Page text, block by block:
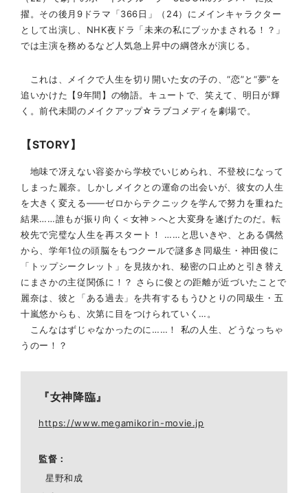
擢。その後月9ドラマ「366日」（24）にメインキャラクター
として出演し、NHK夜ドラ「未来の私にブッかまされる！？」
では主演を務めるなど人気急上昇中の綱啓永が演じる。
これは、メイクで人生を切り開いた女の子の、“恋”と“夢”を
追いかけた【9年間】の物語。キュートで、笑えて、明日が輝
く。前代未聞のメイクアップ☆ラブコメディを劇場で。
【STORY】
地味で冴えない容姿から学校でいじめられ、不登校になって
しまった麗奈。しかしメイクとの運命の出会いが、彼女の人生
を大きく変える――ゼロからテクニックを学んで努力を重ねた
結果……誰もが振り向く＜女神＞へと大変身を遂げたのだ。転
校先で完璧な人生を再スタート！ ……と思いきや、とある偶然
から、学年1位の頭脳をもつクールで謎多き同級生・神田俊に
「トップシークレット」を見抜かれ、秘密の口止めと引き替え
にまさかの主従関係に！？ さらに俊との距離が近づいたことで
麗奈は、彼と「ある過去」を共有するもうひとりの同級生・五
十嵐悠からも、次第に目をつけられていく…。
こんなはずじゃなかったのに……！ 私の人生、どうなっちゃ
うのー！？
『女神降臨』
https://www.megamikorin-movie.jp
監督
星野和成